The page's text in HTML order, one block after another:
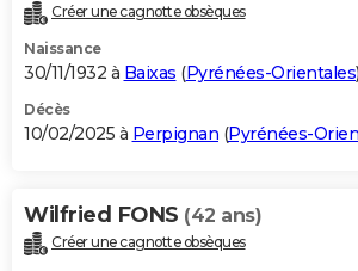
Créer une cagnotte obsèques
Naissance
30/11/1932 à Baixas (Pyrénées-Orientales)
Décès
10/02/2025 à Perpignan (Pyrénées-
Wilfried FONS (42 ans)
Créer une cagnotte obsèques